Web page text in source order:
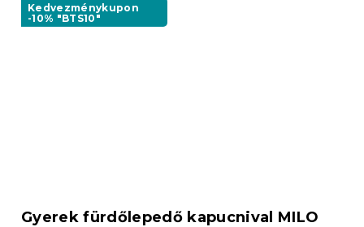
Kedvezménykupon
-10% "BTS10"
Gyerek fürdőlepedő kapucnival MILO